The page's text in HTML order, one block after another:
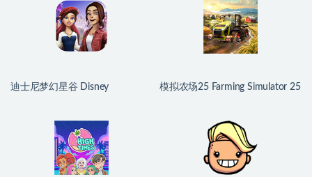
迪士尼梦幻星谷 Disney
模拟农场25 Farming Simulator 25